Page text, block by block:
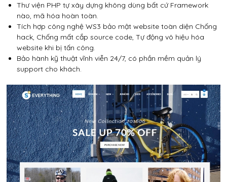
Thư viện PHP tự xây dựng không dùng bất cứ Framework
nào, mã hóa hoàn toàn.
Tích hợp công nghệ WS3 bảo mật website toàn diện Chống
hack, Chống mất cắp source code, Tự động vô hiệu hóa
website khi bị tấn công.
Bảo hành kỹ thuật vĩnh viễn 24/7, có phần mềm quản lý
support cho khách.